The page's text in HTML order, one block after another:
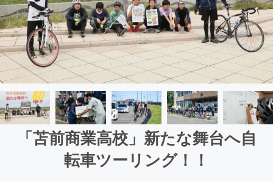
「苫前商業高校」新たな舞台へ自
転車ツーリング！！